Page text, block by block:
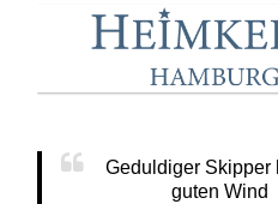
Geduldiger Skipper
guten Wind